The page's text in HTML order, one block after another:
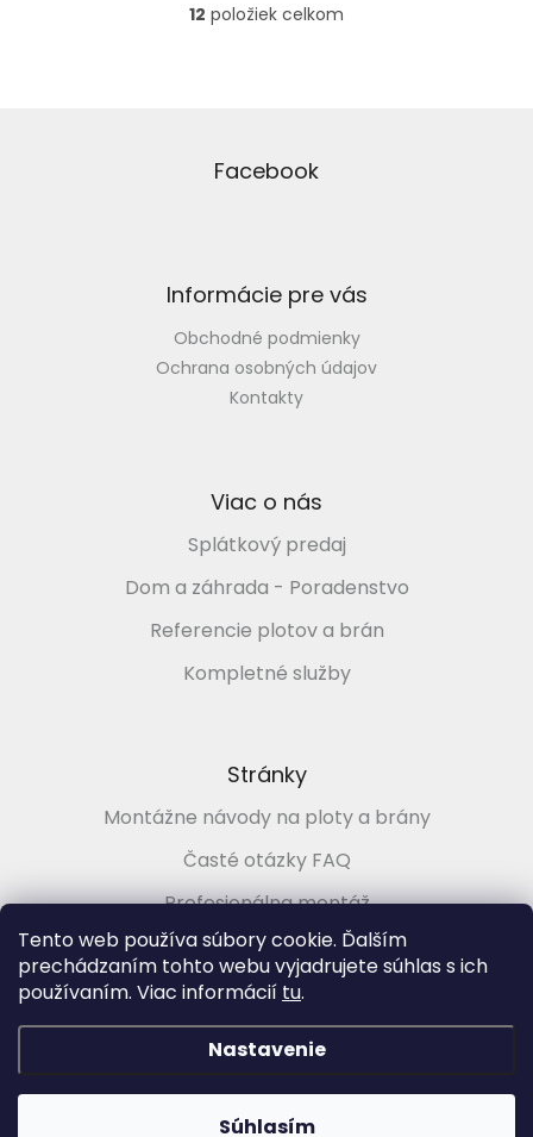
Tento web používa súbory cookie. Ďalším
prechádzaním tohto webu vyjadrujete súhlas s ich
používaním. Viac informácií tu.
Nastavenie
Súhlasím
O
c
i
k
v
ý
p
i
12 položiek celkom
Facebook
Informácie pre vás
Obchodné podmienky
Ochrana osobných údajov
Kontakty
Viac o nás
Splátkový predaj
Dom a záhrada - Poradenstvo
Referencie plotov a brán
Kompletné služby
Stránky
Montážne návody na ploty a brány
Časté otázky FAQ
Profesionálna montáž
Poradenstvo zadarmo
Vytvoril Shoptet &
PLOTMARKET.sk, Ploty a brány pre každého